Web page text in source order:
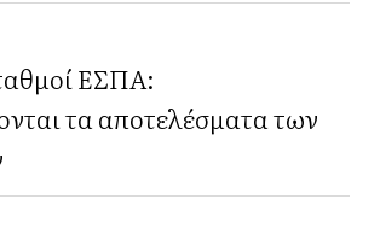
ΕΣΠΑ:
τα αποτελέσματα των